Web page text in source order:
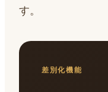
す。
差別化機能